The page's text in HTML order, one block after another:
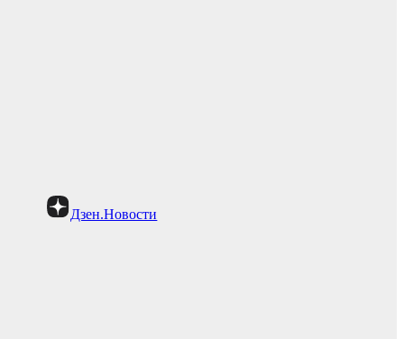
Дзен.Новости